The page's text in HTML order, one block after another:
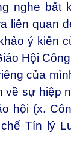
nghe bất
liên quan
ý kiến
Hội
của
về sự hiệp
hội (x.
Tín lý